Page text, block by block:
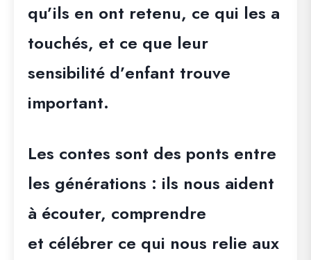
qu’ils en ont retenu, ce qui les a
touchés, et ce que leur
sensibilité d’enfant trouve
important.
Les contes sont des ponts entre
les générations : ils nous aident
à écouter, comprendre
et célébrer ce qui nous relie aux